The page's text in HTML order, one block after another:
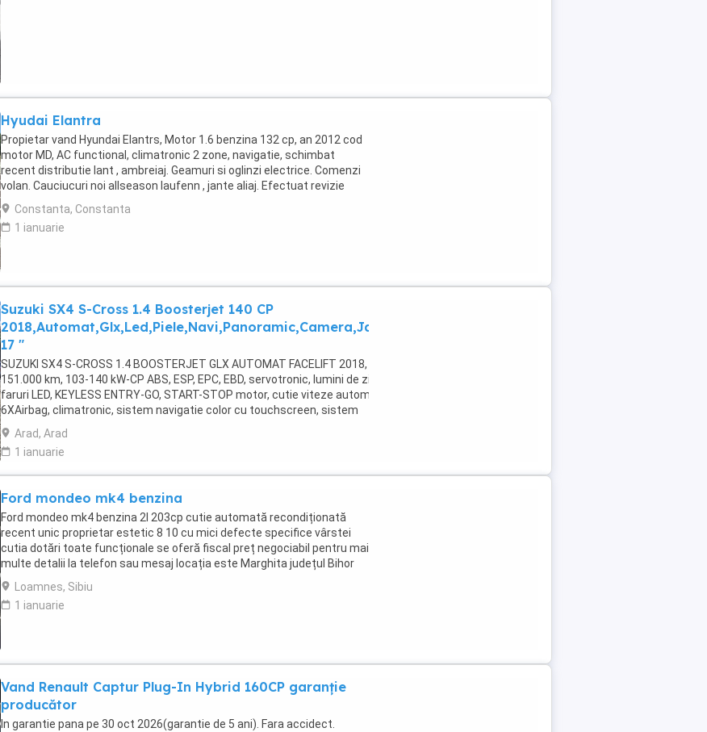
Hyudai Elantra
Propietar vand Hyundai Elantrs, Motor 1.6 benzina 132 cp, an 2012 cod
motor MD, AC functional, climatronic 2 zone, navigatie, schimbat
recent distributie lant , ambreiaj. Geamuri si oglinzi electrice. Comenzi
volan. Cauciucuri noi allseason laufenn , jante aliaj. Efectuat revizie
filtre si ulei. ...
Constanta, Constanta
1 ianuarie
Suzuki SX4 S-Cross 1.4 Boosterjet 140 CP
2018,Automat,Glx,Led,Piele,Navi,Panoramic,Camera,Jante
17 "
SUZUKI SX4 S-CROSS 1.4 BOOSTERJET GLX AUTOMAT FACELIFT 2018,
151.000 km, 103-140 kW-CP ABS, ESP, EPC, EBD, servotronic, lumini de zi LED,
faruri LED, KEYLESS ENTRY-GO, START-STOP motor, cutie viteze automata,
6XAirbag, climatronic, sistem navigatie color cu touchscreen, sistem
multimedia Apple CarPlay ...
Arad, Arad
1 ianuarie
Ford mondeo mk4 benzina
Ford mondeo mk4 benzina 2l 203cp cutie automată recondiționată
recent unic proprietar estetic 8 10 cu mici defecte specifice vârstei
cutia dotări toate funcționale se oferă fiscal preț negociabil pentru mai
multe detalii la telefon sau mesaj locația este Marghita județul Bihor
se oferă fiscal s-au ...
Loamnes, Sibiu
1 ianuarie
Vand Renault Captur Plug-In Hybrid 160CP garanție
producător
In garantie pana pe 30 oct 2026(garantie de 5 ani). Fara accidect.